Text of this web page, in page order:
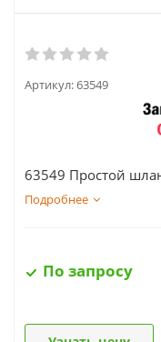
Артикул:63549
63549 Простой
Подробнее
По запросу